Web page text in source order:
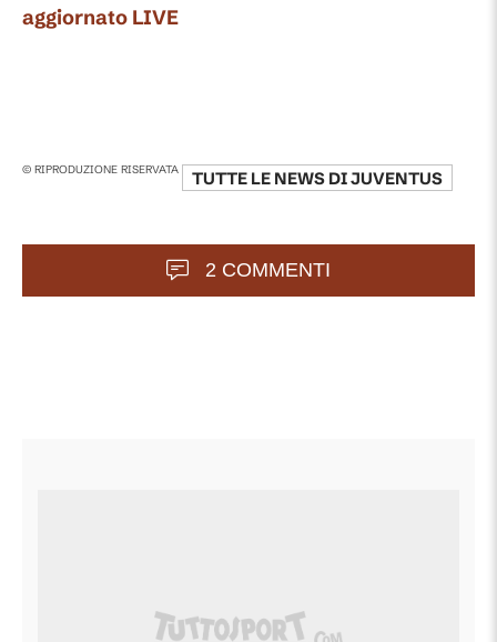
aggiornato LIVE
© RIPRODUZIONE RISERVATA TUTTE LE NEWS DIJUVENTUS
2 COMMENTI